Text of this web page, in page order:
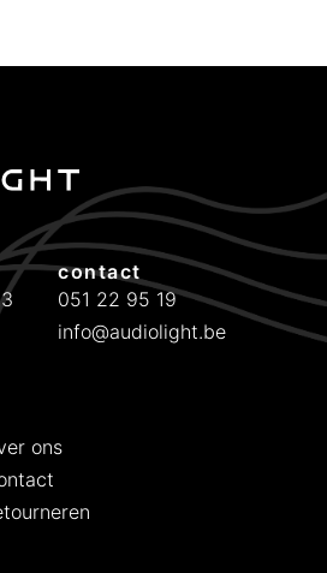
contact
051 22 95 19
info@audiolight.be
ons